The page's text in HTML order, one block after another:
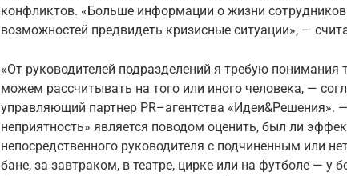
конфликтов. «Больше информации о жизни
возможностей предвидеть кризисные ситуации», —
«От руководителей подразделений я требую понимания
можем рассчитывать на того или иного человека, —
управляющий партнер PR–агентства «Идеи&Решения».
неприятность» является поводом оценить, был ли
непосредственного руководителя с подчиненным или
бане, за завтраком, в театре, цирке или на футболе — у